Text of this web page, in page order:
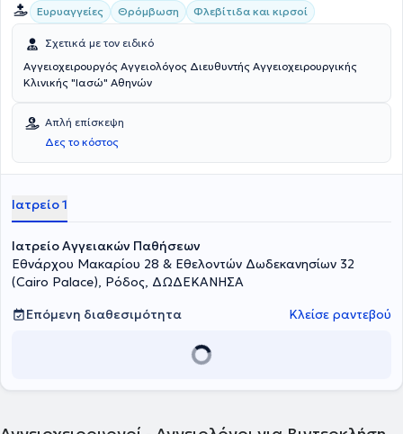
Ευρυαγγείες Θρόμβωση Φλεβίτιδα και κιρσοί
Σχετικά με τον ειδικό
Αγγειοχειρουργός Αγγειολόγος Διευθυντής Αγγειοχειρουργικής
Κλινικής "Ιασώ" Αθηνών
Απλή επίσκεψη
Δες το κόστος
Ιατρείο 1
Ιατρείο Αγγειακών Παθήσεων
Εθνάρχου Μακαρίου 28 & Εθελοντών Δωδεκανησίων 32
(Cairo Palace), Ρόδος, ΔΩΔΕΚΑΝΗΣΑ
Επόμενη διαθεσιμότητα
Κλείσε ραντεβού